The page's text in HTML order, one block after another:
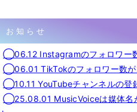
お知らせ
◯06.12 Instagramのフォロワー
◯06.01 TikTokのフォロワー数が
◯10.11 YouTubeチャンネルの登
◯25.08.01 MusicVoiceは媒体名